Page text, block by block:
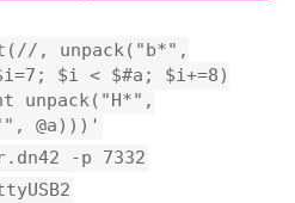
, unpack("b*",
$i < $#a; $i+=8)
@a)))'
-p 7332